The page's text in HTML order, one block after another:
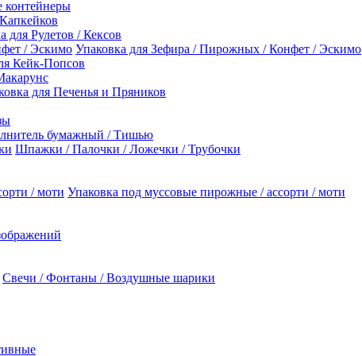
контейнеры
для Рулетов / Кексов
Упаковка для Зефира / Пирожных / Конфет / Эскимо
Кейк-Попсов
для Печенья и Пряников
бумажный / Тишью
Шпажки / Палочки / Ложечки / Трубочки
Упаковка под муссовые пирожные / ассорти / моти
Свечи / Фонтаны / Воздушные шарики